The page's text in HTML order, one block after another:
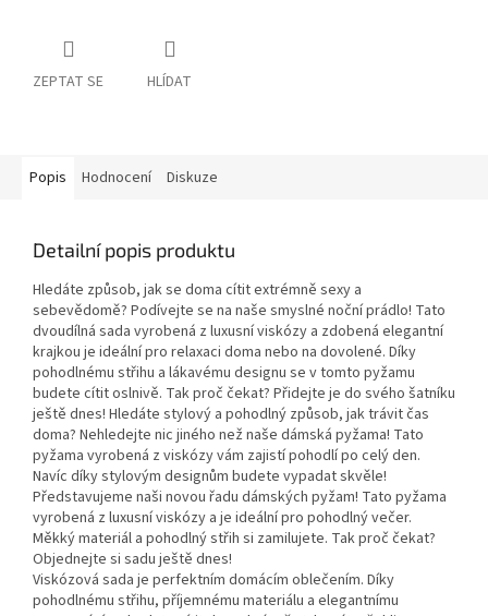
ZEPTAT SE HLÍDAT
Popis Hodnocení Diskuze
Detailní popis produktu
Hledáte způsob, jak se doma cítit extrémně sexy a
sebevědomě? Podívejte se na naše smyslné noční prádlo! Tato
dvoudílná sada vyrobená z luxusní viskózy a zdobená elegantní
krajkou je ideální pro relaxaci doma nebo na dovolené. Díky
pohodlnému střihu a lákavému designu se v tomto pyžamu
budete cítit oslnivě. Tak proč čekat? Přidejte je do svého šatníku
ještě dnes! Hledáte stylový a pohodlný způsob, jak trávit čas
doma? Nehledejte nic jiného než naše dámská pyžama! Tato
pyžama vyrobená z viskózy vám zajistí pohodlí po celý den.
Navíc díky stylovým designům budete vypadat skvěle!
Představujeme naši novou řadu dámských pyžam! Tato pyžama
vyrobená z luxusní viskózy a je ideální pro pohodlný večer.
Měkký materiál a pohodlný střih si zamilujete. Tak proč čekat?
Objednejte si sadu ještě dnes!
Viskózová sada je perfektním domácím oblečením. Díky
pohodlnému střihu, příjemnému materiálu a elegantnímu